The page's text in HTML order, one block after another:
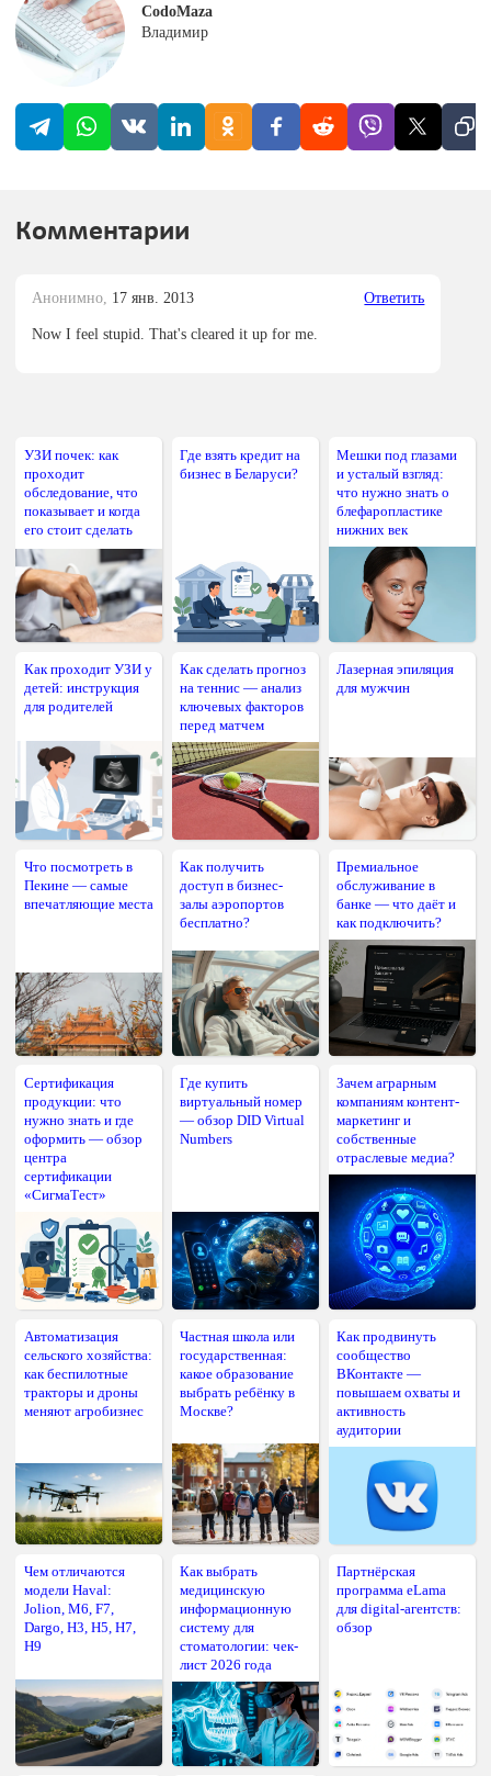
CodoMaza
Владимир
Комментарии
Анонимно, 17 янв. 2013 Ответить
Now I feel stupid. That's cleared it up for me.
УЗИ почек: как
проходит
обследование, что
показывает и когда
его стоит сделать
Где взять кредит на
бизнес в Беларуси?
Мешки под глазами
и усталый взгляд:
что нужно знать о
блефаропластике
нижних век
Как проходит УЗИ у
детей: инструкция
для родителей
Как сделать прогноз
на теннис — анализ
ключевых факторов
перед матчем
Лазерная эпиляция
для мужчин
Что посмотреть в
Пекине — самые
впечатляющие места
Как получить
доступ в бизнес-
залы аэропортов
бесплатно?
Премиальное
обслуживание в
банке — что даёт и
как подключить?
Сертификация
продукции: что
нужно знать и где
оформить — обзор
центра
сертификации
«СигмаТест»
Где купить
виртуальный номер
— обзор DID Virtual
Numbers
Зачем аграрным
компаниям контент-
маркетинг и
собственные
отраслевые медиа?
Автоматизация
сельского хозяйства:
как беспилотные
тракторы и дроны
меняют агробизнес
Частная школа или
государственная:
какое образование
выбрать ребёнку в
Москве?
Как продвинуть
сообщество
ВКонтакте —
повышаем охваты и
активность
аудитории
Чем отличаются
модели Haval:
Jolion, M6, F7,
Dargo, H3, H5, H7,
H9
Как выбрать
медицинскую
информационную
систему для
стоматологии: чек-
лист 2026 года
Партнёрская
программа eLama
для digital-агентств:
обзор